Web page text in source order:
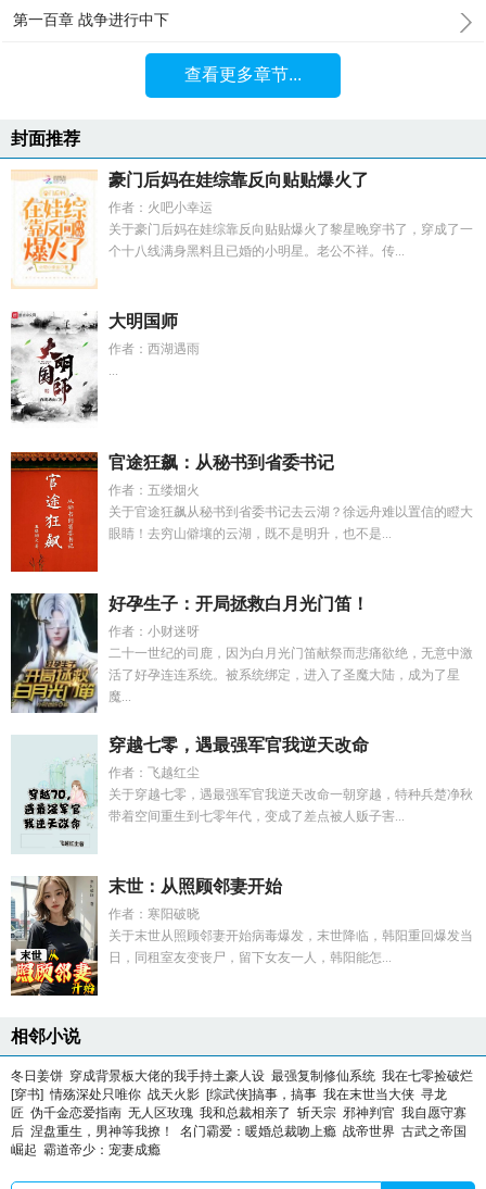
第一百章 战争进行中下
查看更多章节...
封面推荐
豪门后妈在娃综靠反向贴贴爆火了
作者：火吧小幸运
关于豪门后妈在娃综靠反向贴贴爆火了黎星晚穿书了，穿成了一
个十八线满身黑料且已婚的小明星。老公不祥。传...
大明国师
作者：西湖遇雨
...
官途狂飙：从秘书到省委书记
作者：五缕烟火
关于官途狂飙从秘书到省委书记去云湖？徐远舟难以置信的瞪大
眼睛！去穷山僻壤的云湖，既不是明升，也不是...
好孕生子：开局拯救白月光门笛！
作者：小财迷呀
二十一世纪的司鹿，因为白月光门笛献祭而悲痛欲绝，无意中激
活了好孕连连系统。被系统绑定，进入了圣魔大陆，成为了星
魔...
穿越七零，遇最强军官我逆天改命
作者：飞越红尘
关于穿越七零，遇最强军官我逆天改命一朝穿越，特种兵楚净秋
带着空间重生到七零年代，变成了差点被人贩子害...
末世：从照顾邻妻开始
作者：寒阳破晓
关于末世从照顾邻妻开始病毒爆发，末世降临，韩阳重回爆发当
日，同租室友变丧尸，留下女友一人，韩阳能怎...
相邻小说
冬日姜饼 穿成背景板大佬的我手持土豪人设 最强复制修仙系统 我在七零捡破烂
[穿书] 情殇深处只唯你 战天火影 [综武侠]搞事，搞事 我在末世当大侠 寻龙
匠 伪千金恋爱指南 无人区玫瑰 我和总裁相亲了 斩天宗 邪神判官 我自愿守寡
后 涅盘重生，男神等我撩！ 名门霸爱：暖婚总裁吻上瘾 战帝世界 古武之帝国
崛起 霸道帝少：宠妻成瘾